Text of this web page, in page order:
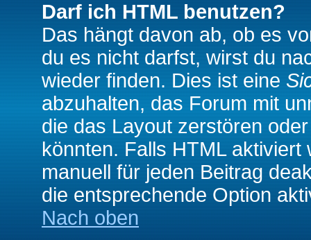
Darf ich HTML benutzen?
Das hängt davon ab, ob es
du es nicht darfst, wirst du
wieder finden. Dies ist eine
abzuhalten, das Forum mit
die das Layout zerstören
könnten. Falls HTML
manuell für jeden Beitrag
die entsprechende Option
Nach oben